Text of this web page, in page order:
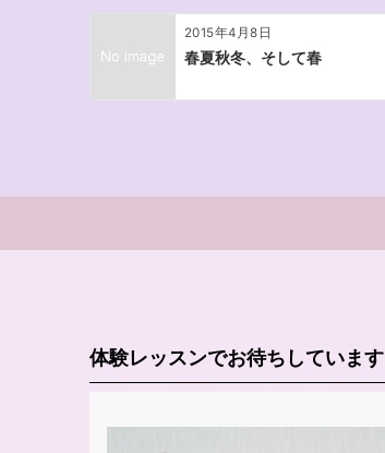
2015年4月8日
春夏秋冬、そして春
体験レッスンでお待ちしています